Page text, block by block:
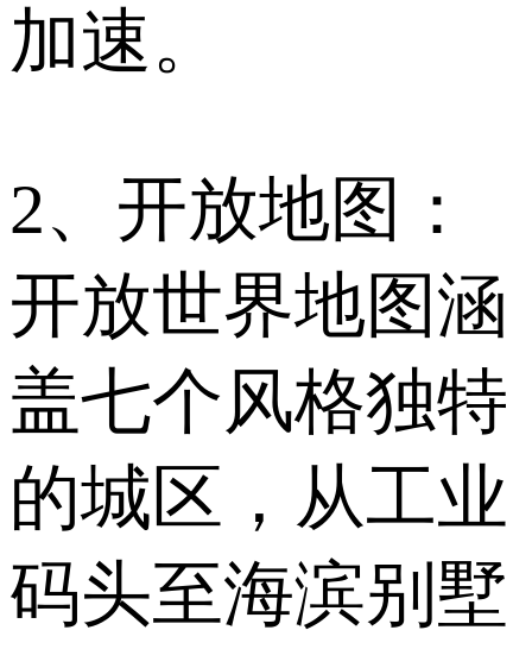
加速。
2、开放地图：
开放世界地图涵
盖七个风格独特
的城区，从工业
码头至海滨别墅